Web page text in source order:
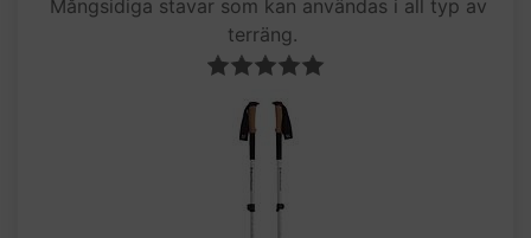
Mångsidiga stavar som kan användas i all typ av
terräng.